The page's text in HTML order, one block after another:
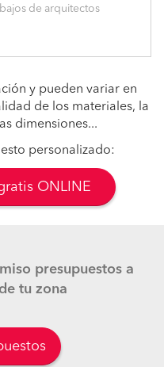
de arquitectos
y pueden variar en
de los materiales, la
dimensiones...
personalizado:
ONLINE
presupuestos a
tu zona